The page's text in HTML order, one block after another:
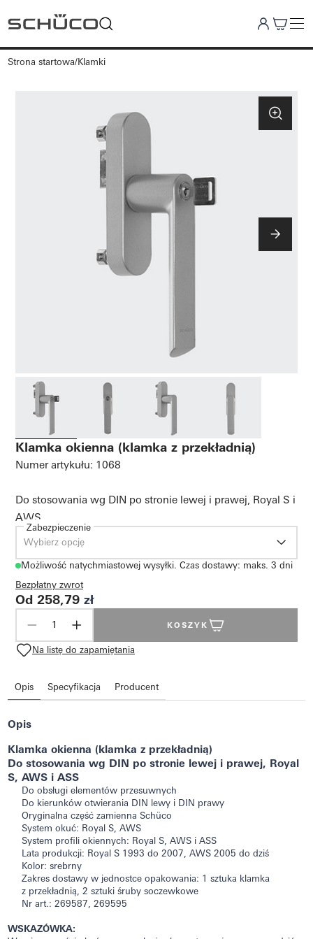
Strona startowa Klamki
Klamka okienna (klamka z przekładnią)
Numer artykułu: 1068
Do stosowania wg DIN po stronie lewej i prawej, Royal S i
AWS
Zabezpieczenie
Wybierz opcję
Możliwość natychmiastowej wysyłki. Czas dostawy: maks. 3 dni
Bezpłatny zwrot
Od 258,79 zł
KOSZYK
Na listę do zapamiętania
Opis Specyfikacja Producent
Opis
Klamka okienna (klamka z przekładnią)
Do stosowania wg DIN po stronie lewej i prawej, Royal
S, AWS i ASS
Do obsługi elementów przesuwnych
Do kierunków otwierania DIN lewy i DIN prawy
Oryginalna część zamienna Schüco
System okuć: Royal S, AWS
System profili okiennych: Royal S, AWS i ASS
Lata produkcji: Royal S 1993 do 2007, AWS 2005 do dziś
Kolor: srebrny
Zakres dostawy w jednostce opakowania: 1 sztuka klamka
z przekładnią, 2 sztuki śruby soczewkowe
Nr art.: 269587, 269595
WSKAZÓWKA: